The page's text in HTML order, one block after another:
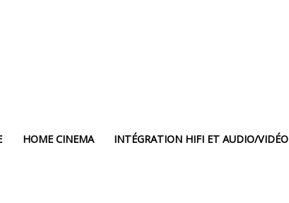
HOME CINEMA INTÉGRATION HIFI ET AUDIO/VIDÉO